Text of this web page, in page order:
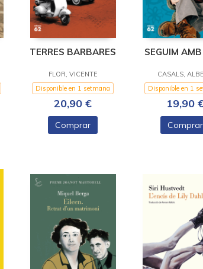
TERRES BARBARES
FLOR, VICENTE
Disponible en 1 setmana
20,90 €
Comprar
SEGUIM
CASALS,
Disponible en 1
19,90
Comprar